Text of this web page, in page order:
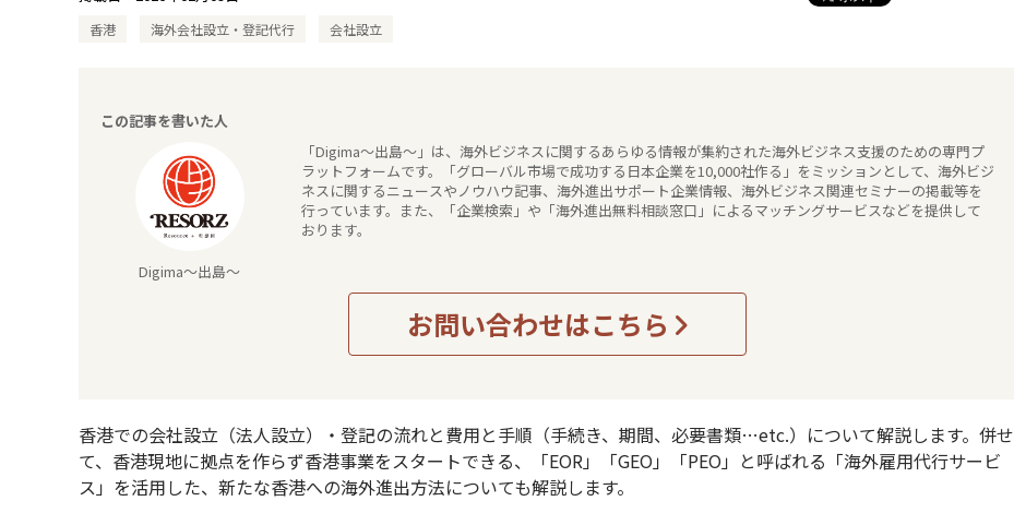
香港 海外会社設立・登記代行 会社設立
この記事を書いた人
Digima～出島～
「Digima～出島～」は、海外ビジネスに関するあらゆる情報が集約された海外ビジネス支援のための専門プ
ラットフォームです。「グローバル市場で成功する日本企業を10,000社作る」をミッションとして、海外ビジ
ネスに関するニュースやノウハウ記事、海外進出サポート企業情報、海外ビジネス関連セミナーの掲載等を
行っています。また、「企業検索」や「海外進出無料相談窓口」によるマッチングサービスなどを提供して
おります。
お問い合わせはこちら
香港での会社設立（法人設立）・登記の流れと費用と手順（手続き、期間、必要書類…etc.）について解説します。併せ
て、香港現地に拠点を作らず香港事業をスタートできる、「EOR」「GEO」「PEO」と呼ばれる「海外雇用代行サービ
ス」を活用した、新たな香港への海外進出方法についても解説します。